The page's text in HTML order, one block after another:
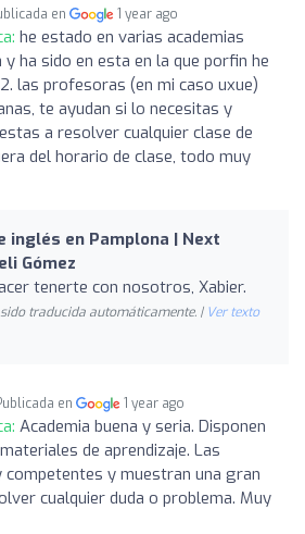
en 1 year ago
he estado en varias academias
ha sido en esta en la que porfin he
las profesoras (en mi caso uxue)
te ayudan si lo necesitas y
a resolver cualquier clase de
del horario de clase, todo muy
inglés en Pamplona | Next
Gómez
tenerte con nosotros, Xabier.
traducida automáticamente. | Ver texto
en 1 year ago
Academia buena y seria. Disponen
de aprendizaje. Las
y muestran una gran
cualquier duda o problema. Muy